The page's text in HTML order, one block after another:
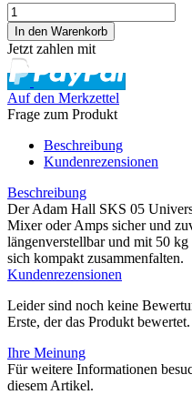
Jetzt zahlen mit
Auf den Merkzettel
Frage zum Produkt
Beschreibung
Kundenrezensionen
Beschreibung
Der Adam Hall SKS 05
Mixer oder Amps sicher und
längenverstellbar und mit 50 kg
sich kompakt zusammenfalten.
Kundenrezensionen
Leider sind noch keine
Erste, der das Produkt bewertet.
Ihre Meinung
Für weitere Informationen
diesem Artikel.